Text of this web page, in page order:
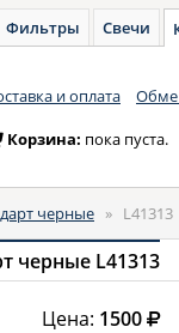
Фильтры Свечи
и оплата
Корзина: пока пуста.
черные » L41313
черные L41313
Цена: 1500